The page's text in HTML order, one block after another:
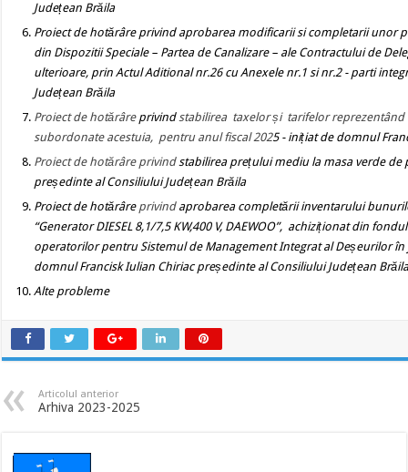
Județean Brăila
Proiect de hotărâre privind aprobarea modificarii si completarii unor
din Dispozitii Speciale – Partea de Canalizare – ale Contractului de
ulterioare, prin Actul Aditional nr.26 cu Anexele nr.1 si nr.2 - parti
Județean Brăila
Proiect de hotărâre privindstabilirea taxelor și tarifelor reprezentând
subordonate acestuia, pentru anul fiscal 2025 - inițiat de domnul
Proiect de hotărâre privindstabilirea prețului mediu la masa verde
președinte al Consiliului Județean Brăila
Proiect de hotărâre privind aprobarea completării inventarului
“Generator DIESEL 8,1/7,5 KW,400 V, DAEWOO”, achiziționatdin
operatorilor pentru Sistemul de Management Integrat al Deșeurilor
domnul Francisk Iulian Chiriac președinte al Consiliului Județean
Alte probleme
Articolul anterior
Arhiva 2023-2025